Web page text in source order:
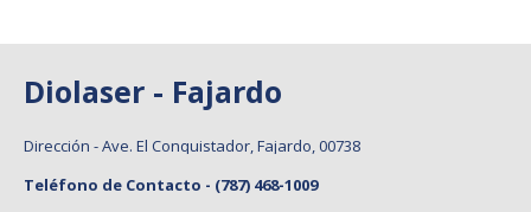
Diolaser - Fajardo
Dirección - Ave. El Conquistador, Fajardo, 00738
Teléfono de Contacto - (787) 468-1009